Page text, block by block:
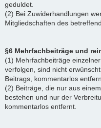
geduldet.
(2) Bei Zuwiderhandlungen
Mitgliedschaften des
§6 Mehrfachbeiträge und
(1) Mehrfachbeiträge
verfolgen, sind nicht
Beitrags, kommentarlos
(2) Beiträge, die nur aus
bestehen und nur der
kommentarlos entfernt.